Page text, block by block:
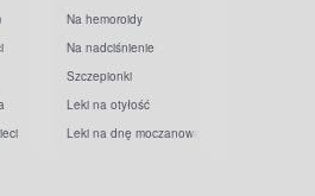
Na hemoroidy
Na nadciśnienie
Szczepionki
Leki na otyłość
Leki na dnę moczanową